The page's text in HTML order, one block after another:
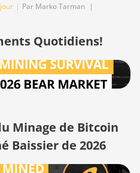
| Par Marko Tarman |
Quotidiens!
Minage de Bitcoin
Baissier de 2026